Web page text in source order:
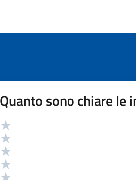
Quanto sono chiare le
Valutazione